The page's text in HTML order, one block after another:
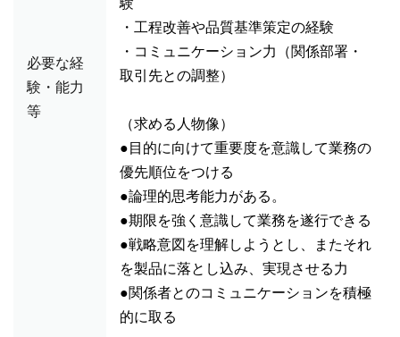
必要な経
験・能力
等
験
・工程改善や品質基準策定の経験
・コミュニケーション力（関係部署・
取引先との調整）
（求める人物像）
●目的に向けて重要度を意識して業務の
優先順位をつける
●論理的思考能力がある。
●期限を強く意識して業務を遂行できる
●戦略意図を理解しようとし、またそれ
を製品に落とし込み、実現させる力
●関係者とのコミュニケーションを積極
的に取る